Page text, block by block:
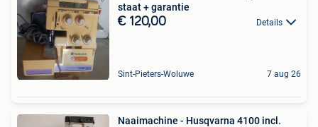
staat + garantie
€ 120,00 Details
Sint-Pieters-Woluwe 7 aug 26
Naaimachine - Husqvarna 4100 incl.